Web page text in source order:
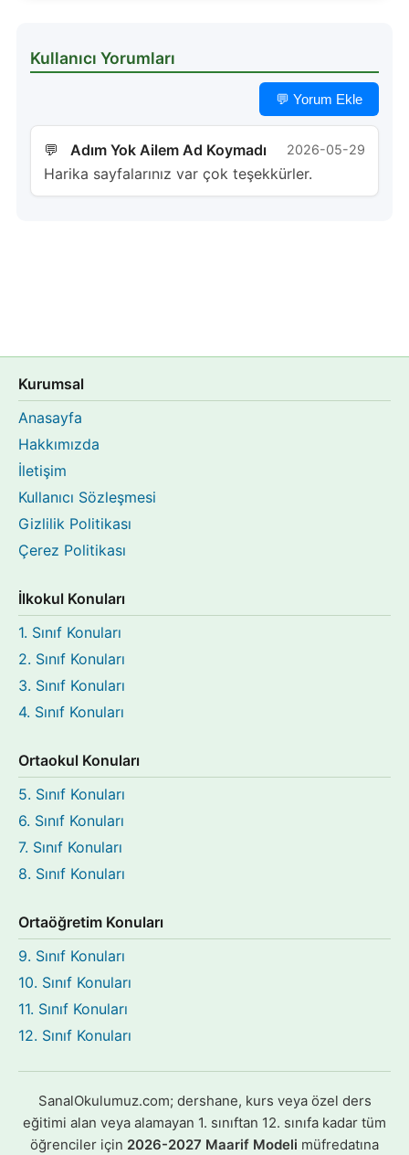
Kullanıcı Yorumları
💬 Yorum Ekle
Adım Yok Ailem Ad Koymadı 2026-05-29
Harika sayfalarınız var çok teşekkürler.
Kurumsal
Anasayfa
Hakkımızda
İletişim
Kullanıcı Sözleşmesi
Gizlilik Politikası
Çerez Politikası
İlkokul Konuları
1. Sınıf Konuları
2. Sınıf Konuları
3. Sınıf Konuları
4. Sınıf Konuları
Ortaokul Konuları
5. Sınıf Konuları
6. Sınıf Konuları
7. Sınıf Konuları
8. Sınıf Konuları
Ortaöğretim Konuları
9. Sınıf Konuları
10. Sınıf Konuları
11. Sınıf Konuları
12. Sınıf Konuları
SanalOkulumuz.com; dershane, kurs veya özel ders
eğitimi alan veya alamayan 1. sınıftan 12. sınıfa kadar tüm
öğrenciler için 2026-2027 Maarif Modeli müfredatına